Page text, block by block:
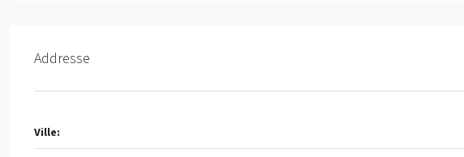
Addresse
Ville: